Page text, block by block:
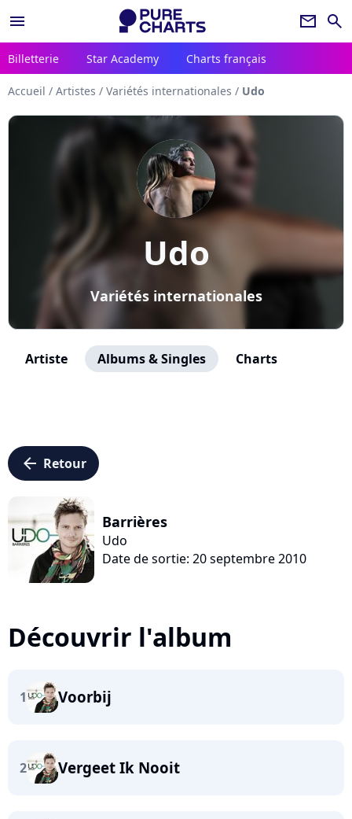
menu newsletter search
Billetterie Star Academy Charts français
Accueil / Artistes / Variétés internationales / Udo
Udo
Variétés internationales
Artiste Albums & Singles Charts
arrow_left Retour
Barrières
Udo
Date de sortie: 20 septembre 2010
Découvrir l'album
1 Voorbij
2 Vergeet Ik Nooit